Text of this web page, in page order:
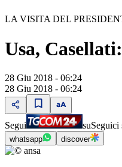
LA VISITA DEL
Usa,
28 Giu 2018 - 06:24
28 Giu 2018 - 06:24
Segui suSeguici
whatsapp discover